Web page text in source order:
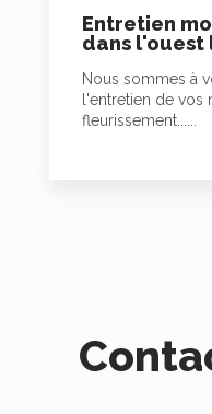
Entretien
dans l'ouest
Nous sommes à
l'entretien de vos
fleurissement......